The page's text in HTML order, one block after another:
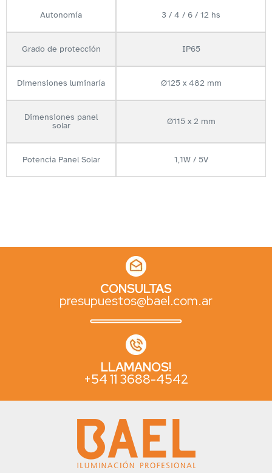
Autonomía 3 / 4 / 6 / 12 hs
Grado de protección IP65
Dimensiones luminaría Ø125 x 482 mm
Dimensiones panel
solar
Ø115 x 2 mm
Potencia Panel Solar 1,1W / 5V
CONSULTAS
presupuestos@bael.com.ar
LLAMANOS!
+54 11 3688-4542